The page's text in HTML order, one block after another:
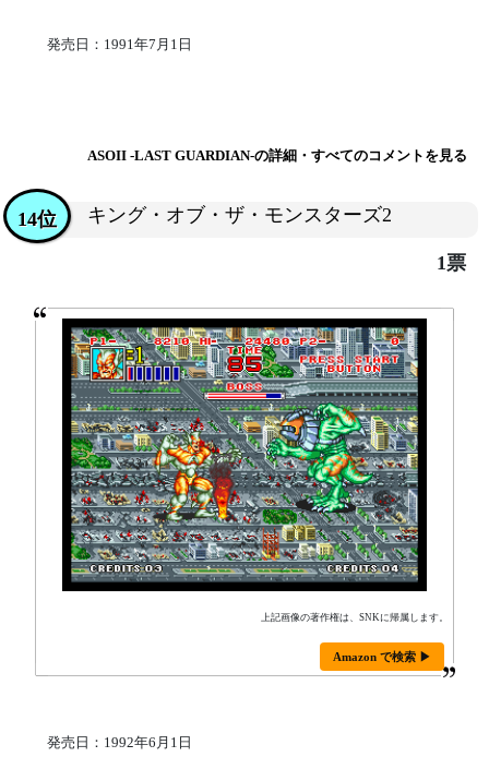
発売日：1991年7月1日
ASOII -LAST GUARDIAN-の詳細・すべてのコメントを見る
キング・オブ・ザ・モンスターズ2
14位
1票
上記画像の著作権は、SNKに帰属します。
Amazon で検索 ▶
発売日：1992年6月1日